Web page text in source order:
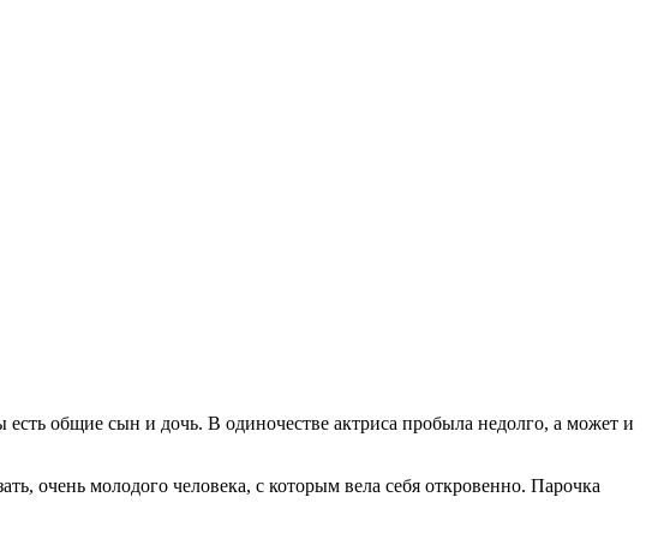
общие сын и дочь. В одиночестве актриса пробыла недолго, а может и
очень молодого человека, с которым вела себя откровенно. Парочка